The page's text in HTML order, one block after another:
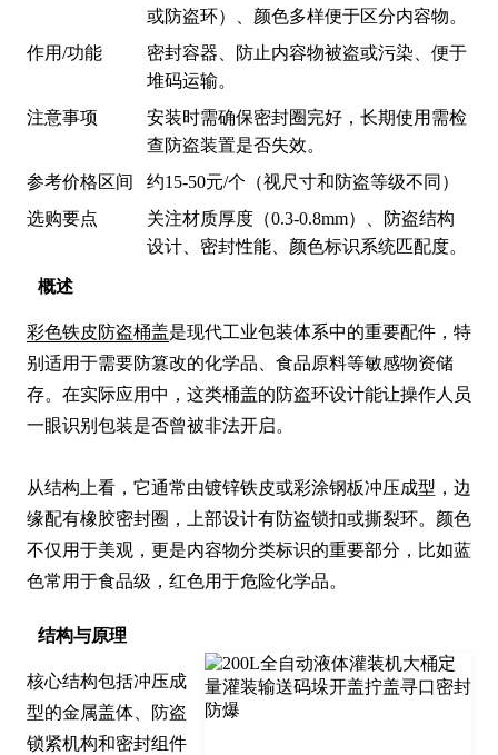
概述
彩色铁皮防盗桶盖是现代工业包装体系中的重要配件，特
别适用于需要防篡改的化学品、食品原料等敏感物资储
存。在实际应用中，这类桶盖的防盗环设计能让操作人员
一眼识别包装是否曾被非法开启。
从结构上看，它通常由镀锌铁皮或彩涂钢板冲压成型，边
缘配有橡胶密封圈，上部设计有防盗锁扣或撕裂环。颜色
不仅用于美观，更是内容物分类标识的重要部分，比如蓝
色常用于食品级，红色用于危险化学品。
结构与原理
核心结构包括冲压成
型的金属盖体、防盗
锁紧机构和密封组件
或防盗环）、颜色多样便于区分内容物。
作用/功能
密封容器、防止内容物被盗或污染、便于
堆码运输。
注意事项
安装时需确保密封圈完好，长期使用需检
查防盗装置是否失效。
参考价格区间
约15-50元/个（视尺寸和防盗等级不同）
选购要点
关注材质厚度（0.3-0.8mm）、防盗结构
设计、密封性能、颜色标识系统匹配度。